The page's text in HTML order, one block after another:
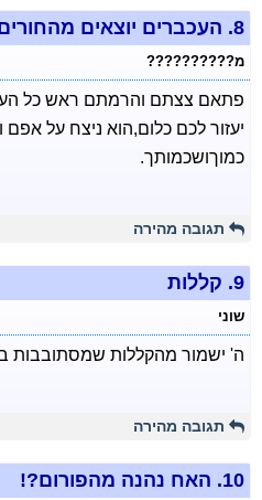
8. העכברים יוצאים
מ??????????
פתאם צצתם והרמתם ראש כל
יעזור לכם כלום,הוא ניצח על
כמוךושכמותך.
תגובה מהירה
9. קללות
שוני
ה' ישמור מהקללות שמסתובבות
תגובה מהירה
10. האח נהנה מהפורום?!